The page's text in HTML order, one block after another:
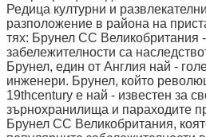
Редица културни и
разположение в района на
тях: Брунел СС Великобритания
забележителности са
Брунел, един от Англия най -
инженери. Брунел, който
19thcentury е най - известен за
зърнохранилища и параходите
Брунел СС Великобритания,